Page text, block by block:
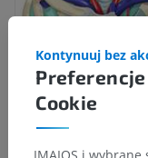
Cookie
Kontynuuj bez